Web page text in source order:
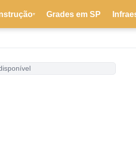
▾ Grades em SP